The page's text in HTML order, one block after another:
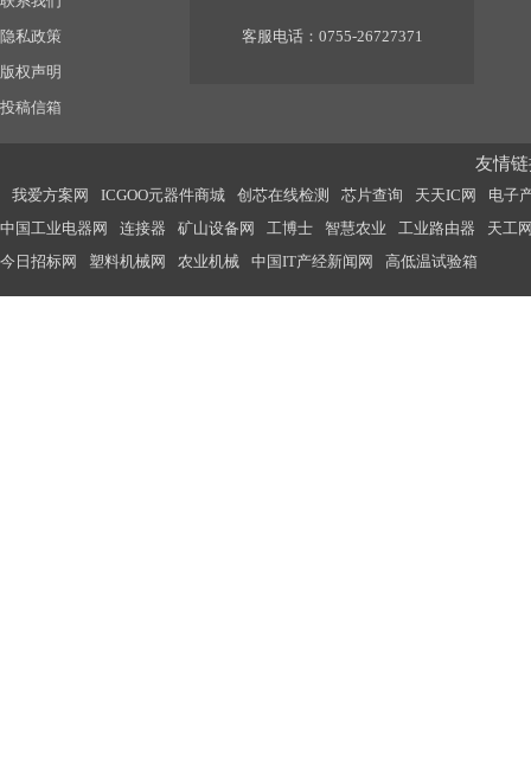
隐私政策
版权声明
投稿信箱
客服电话：0755-26727371
友情
我爱方案网 ICGOO元器件商城 创芯在线检测 芯片查询 天天IC网
电子
中国工业电器网
连接器 矿山设备网 工博士 智慧农业 工业路由器
天工
今日招标网
塑料机械网 农业机械 中国IT产经新闻网 高低温试验箱